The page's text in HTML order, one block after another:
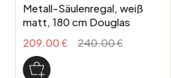
Metall-Säulenregal, weiß
matt, 180 cm Douglas
209.00 €
240.00 €